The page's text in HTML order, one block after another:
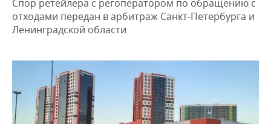
КОРОЛИ ГОСЗАКАЗА ПФО
КОМУ ПРИНАДЛЕЖАТ
ТОРГОВЫЕ ЦЕНТРЫ
ТАТАРСТАНА
ФИНАНСЫ
БЮДЖЕТ
ИНВЕСТИЦИИ
НОВОСТИ
ПРОМЫШЛЕННОСТИ
АГРОПРОМ
МАШИНОСТРОЕНИЕ
НЕФТЕХИМИЯ
НЕДВИЖИМОСТЬ
НОВОСТИ АВТО
НОВОСТИ БИЗНЕСА
ТЕХНОЛОГИИ
Спор ретейлера с регоператором по обращению с
отходами передан в арбитраж Санкт-Петербурга и
Ленинградской области